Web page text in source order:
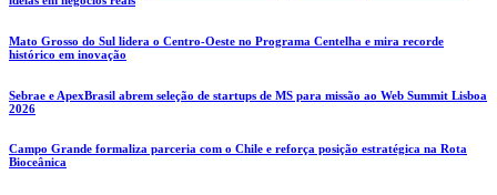
Mato Grosso do Sul lidera o Centro-Oeste no Programa Centelha e mira recorde
histórico em inovação
Sebrae e ApexBrasil abrem seleção de startups de MS para missão ao Web Summit Lisboa
2026
Campo Grande formaliza parceria com o Chile e reforça posição estratégica na Rota
Bioceânica